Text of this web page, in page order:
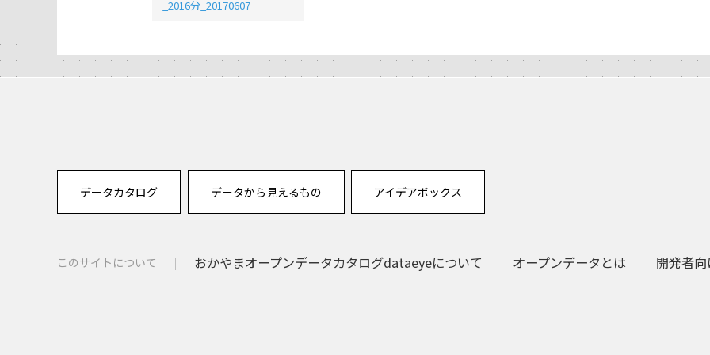
_2016分_20170607
データカタログ データから見えるもの アイデアボックス
このサイトについて おかやまオープンデータカタログdataeyeについて オープンデータとは 開発者